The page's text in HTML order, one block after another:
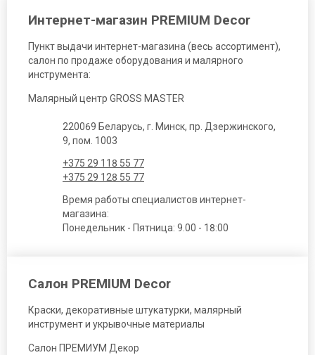
Интернет-магазин PREMIUM Decor
Пункт выдачи интернет-магазина (весь ассортимент),
салон по продаже оборудования и малярного
инструмента:
Малярный центр GROSS MASTER
220069 Беларусь, г. Минск, пр. Дзержинского,
9, пом. 1003
+375 29 118 55 77
+375 29 128 55 77
Время работы специалистов интернет-
магазина:
Понедельник - Пятница: 9.00 - 18:00
Салон PREMIUM Decor
Краски, декоративные штукатурки, малярный
инструмент и укрывочные материалы
Салон ПРЕМИУМ Декор